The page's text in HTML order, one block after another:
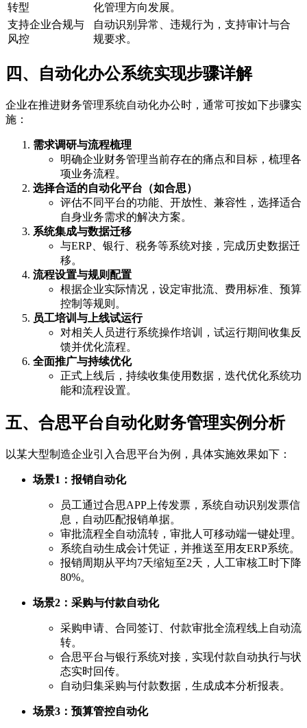
转型
化管理方向发展。
支持企业合规与
风控
自动识别异常、违规行为，支持审计与合
规要求。
四、自动化办公系统实现步骤详解
企业在推进财务管理系统自动化办公时，通常可按如下步骤实
施：
需求调研与流程梳理
明确企业财务管理当前存在的痛点和目标，梳理各
项业务流程。
选择合适的自动化平台（如合思）
评估不同平台的功能、开放性、兼容性，选择适合
自身业务需求的解决方案。
系统集成与数据迁移
与ERP、银行、税务等系统对接，完成历史数据迁
移。
流程设置与规则配置
根据企业实际情况，设定审批流、费用标准、预算
控制等规则。
员工培训与上线试运行
对相关人员进行系统操作培训，试运行期间收集反
馈并优化流程。
全面推广与持续优化
正式上线后，持续收集使用数据，迭代优化系统功
能和流程设置。
五、合思平台自动化财务管理实例分析
以某大型制造企业引入合思平台为例，具体实施效果如下：
场景1：报销自动化
员工通过合思APP上传发票，系统自动识别发票信
息，自动匹配报销单据。
审批流程全自动流转，审批人可移动端一键处理。
系统自动生成会计凭证，并推送至用友ERP系统。
报销周期从平均7天缩短至2天，人工审核工时下降
80%。
场景2：采购与付款自动化
采购申请、合同签订、付款审批全流程线上自动流
转。
合思平台与银行系统对接，实现付款自动执行与状
态实时回传。
自动归集采购与付款数据，生成成本分析报表。
场景3：预算管控自动化